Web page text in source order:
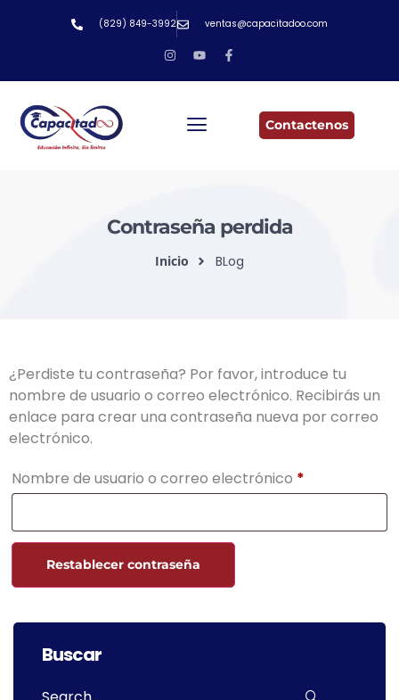
(829) 849-3992 ventas@capacitadoo.com
Contactenos
Contraseña perdida
Inicio BLog
¿Perdiste tu contraseña? Por favor, introduce tu
nombre de usuario o correo electrónico. Recibirás un
enlace para crear una contraseña nueva por correo
electrónico.
Nombre de usuario o correo electrónico *
Restablecer contraseña
Buscar